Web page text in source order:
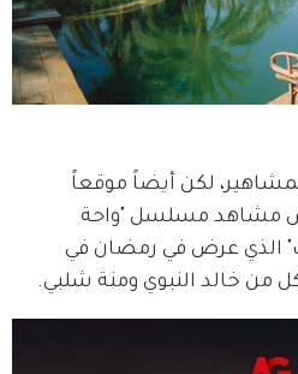
لكن أيضاً موقعاً
مشاهد مسلسل "واحة
الذي عرض في رمضان في